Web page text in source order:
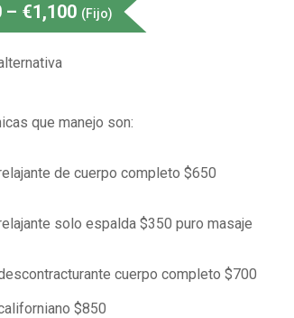
– €1,100 (Fijo)
que manejo son:
de cuerpo completo $650
solo espalda $350 puro masaje
cuerpo completo $700
$850